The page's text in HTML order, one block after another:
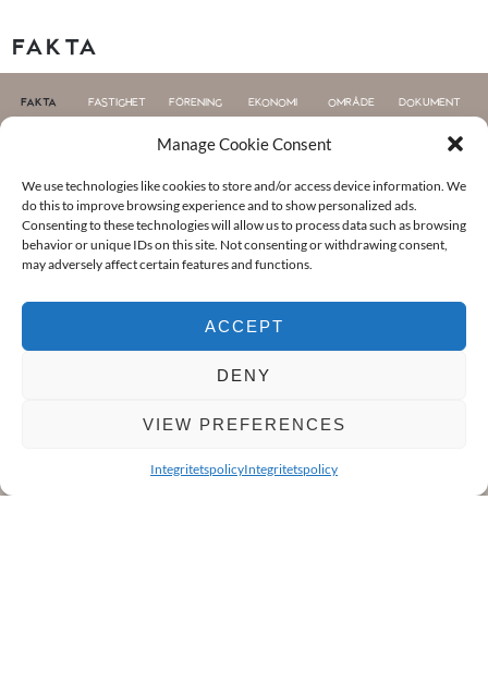
Manage Cookie Consent
We use technologies like cookies to store and/or access device information. We
do this to improve browsing experience and to show personalized ads.
Consenting to these technologies will allow us to process data such as browsing
behavior or unique IDs on this site. Not consenting or withdrawing consent,
may adversely affect certain features and functions.
ACCEPT
DENY
VIEW PREFERENCES
IntegritetspolicyIntegritetspolicy
PLANLÖSNING FAKTA
FAKTA
FAKTA FASTIGHET FÖRENING EKONOMI OMRÅDE DOKUMENT
KOMMUN
Göteborg
Centrala Hisingen
LÄGENHETSNUMMER
31502